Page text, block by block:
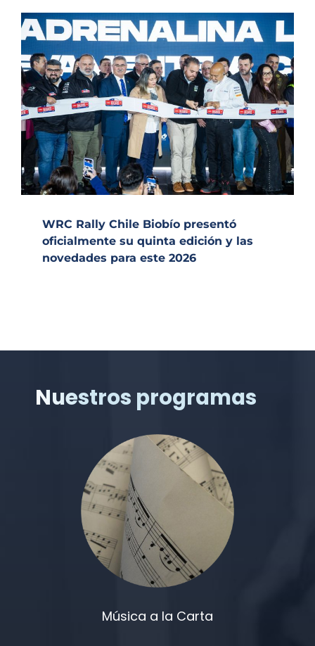
WRC Rally Chile Biobío presentó
oficialmente su quinta edición y las
novedades para este 2026
Nuestros programas
Música a la Carta